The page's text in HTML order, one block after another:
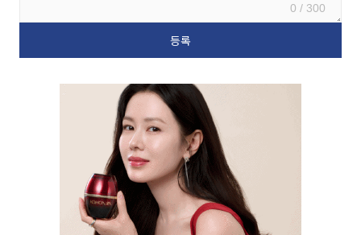
0 / 300